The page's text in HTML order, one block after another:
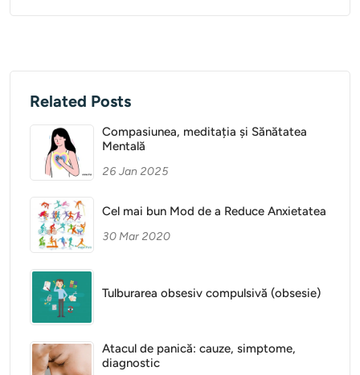
Related Posts
Compasiunea, meditația și Sănătatea
Mentală
26 Jan 2025
Cel mai bun Mod de a Reduce Anxietatea
30 Mar 2020
Tulburarea obsesiv compulsivă (obsesie)
Atacul de panică: cauze, simptome,
diagnostic